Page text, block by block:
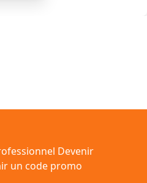
Devenir
un code promo